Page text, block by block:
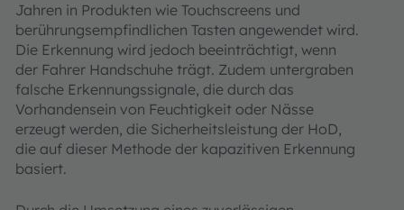
Jahren in Produkten wie Touchscreens und
berührungsempfindlichen Tasten angewendet wird.
Die Erkennung wird jedoch beeinträchtigt, wenn
der Fahrer Handschuhe trägt. Zudem untergraben
falsche Erkennungssignale, die durch das
Vorhandensein von Feuchtigkeit oder Nässe
erzeugt werden, die Sicherheitsleistung der HoD,
die auf dieser Methode der kapazitiven Erkennung
basiert.